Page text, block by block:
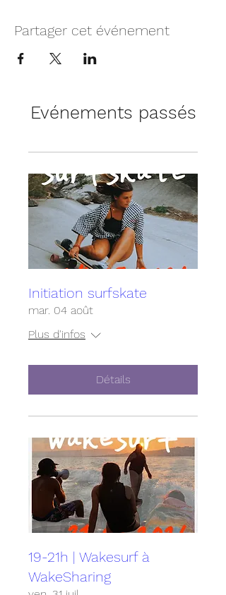
Partager cet événement
Evénements passés
Initiation surfskate
mar. 04 août
Plus d'infos
Détails
19-21h | Wakesurf à
WakeSharing